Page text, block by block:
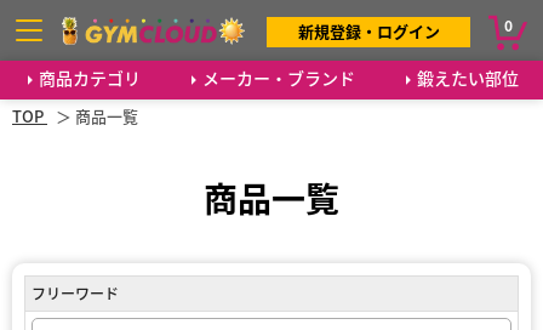
商品カテゴリ メーカー・ブランド 鍛えたい部位
新規登録・ログイン 0
TOP 商品一覧
商品一覧
フリーワード